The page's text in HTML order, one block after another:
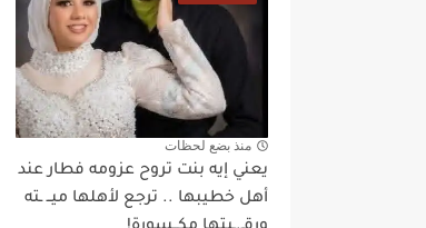
منذ بضع لحظات
يعني إيه بنت تروح عزومه فطار عند
أهل خطيبها .. ترجع لأهلها ميــ ـته